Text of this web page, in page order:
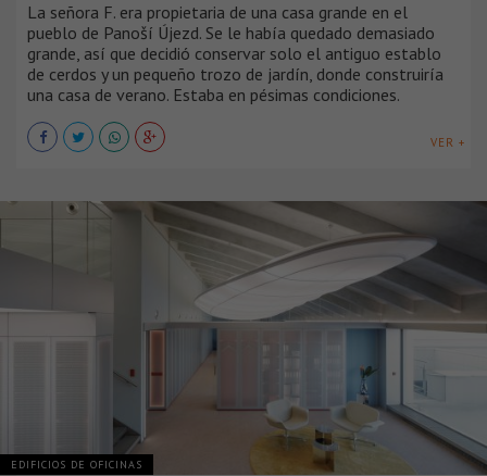
La señora F. era propietaria de una casa grande en el
pueblo de Panoší Újezd. Se le había quedado demasiado
grande, así que decidió conservar solo el antiguo establo
de cerdos y un pequeño trozo de jardín, donde construiría
una casa de verano. Estaba en pésimas condiciones.
VER +
EDIFICIOS DE OFICINAS